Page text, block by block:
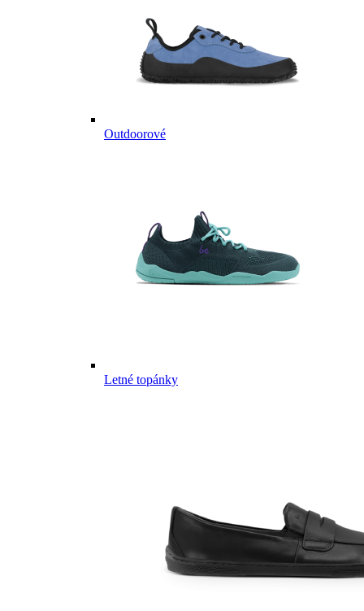
Outdoorové
Letné topánky